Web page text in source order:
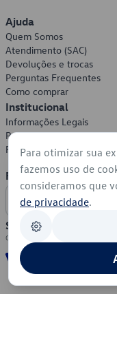
Ajuda
Quem Somos
Atendimento (SAC)
Devoluções e trocas
Perguntas Frequentes
Como comprar
Institucional
Informações Legais
Política de Privacidade
Política de Cookies
Formas de
Segurança
Para otimizar sua
fazemos uso de
consideramos que
de privacidade.